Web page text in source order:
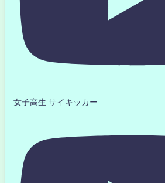
女子高生 サイキッカー